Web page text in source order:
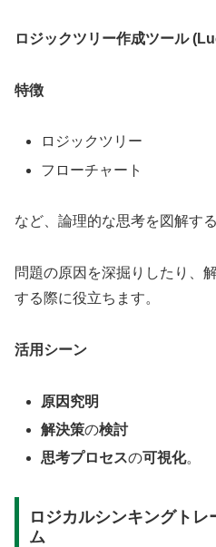
ロジックツリー作成ツール
特徴
ロジックツリー
フローチャート
など、論理的な思考を図解す
問題の原因を深掘りしたり、
する際に役立ちます。
活用シーン
原因究明
解決策の検討
思考プロセスの可視化。
ロジカルシンキングト
ム